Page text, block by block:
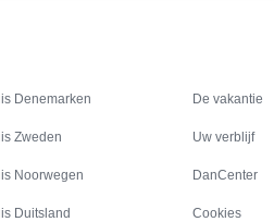
Denemarken
Zweden
Noorwegen
Duitsland
De vakantie
Uw verblijf
DanCenter
Cookies